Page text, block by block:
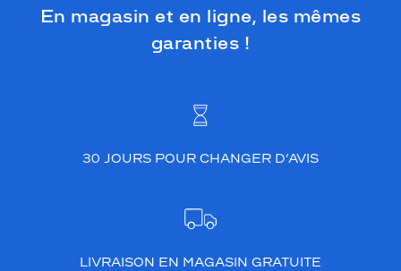
En magasin et en ligne, les mêmes
garanties !
30 JOURS POUR CHANGER D’AVIS
LIVRAISON EN MAGASIN GRATUITE